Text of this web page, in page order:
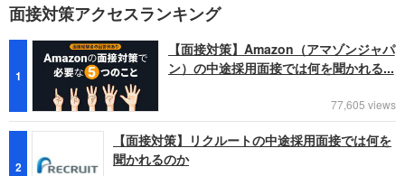
面接対策アクセスランキング
1
【面接対策】Amazon（アマゾンジャパ
ン）の中途採用面接では何を聞かれる...
77,605 views
2
【面接対策】リクルートの中途採用面接では何を
聞かれるのか